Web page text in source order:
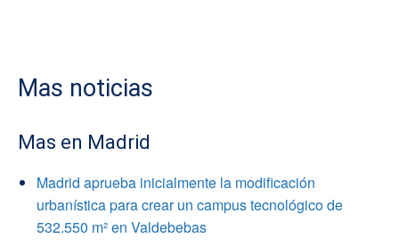
Mas noticias
Mas en Madrid
Madrid aprueba inicialmente la modificación
urbanística para crear un campus tecnológico de
532.550 m² en Valdebebas